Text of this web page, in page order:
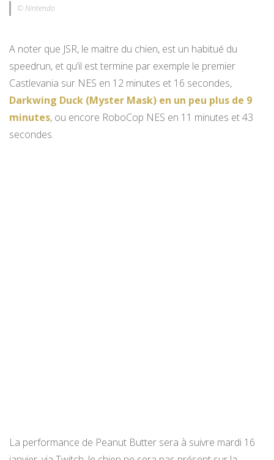
© Nintendo
A noter que JSR, le maitre du chien, est un habitué du
speedrun, et qu’il est termine par exemple le premier
Castlevania sur NES en 12 minutes et 16 secondes,
Darkwing Duck (Myster Mask) en un peu plus de 9
minutes, ou encore RoboCop NES en 11 minutes et 43
secondes.
La performance de Peanut Butter sera à suivre mardi 16